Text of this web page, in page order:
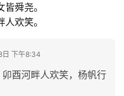
舜尧。
欢笑。
日 下午8:34
卯酉河畔人欢笑，杨帆行